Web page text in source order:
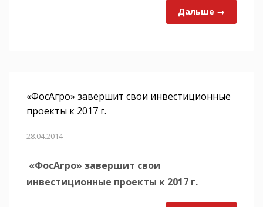
Дальше →
«ФосАгро» завершит свои инвестиционные
проекты к 2017 г.
28.04.2014
«ФосАгро» завершит свои
инвестиционные проекты к 2017 г.